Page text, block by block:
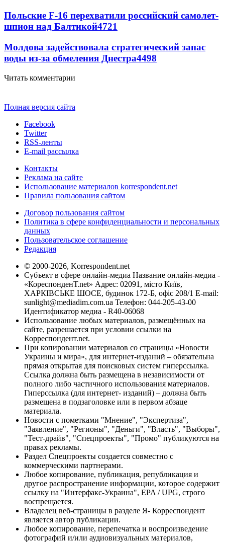
Польские F-16 перехватили российский самолет-
шпион над Балтикой4721
Молдова задействовала стратегический запас
воды из-за обмеления Днестра4498
Читать комментарии
Полная версия сайта
Facebook
Twitter
RSS-ленты
E-mail рассылка
Контакты
Реклама на сайте
Использование материалов korrespondent.net
Правила пользования сайтом
Договор пользования сайтом
Политика в сфере конфиденциальности и персональных
данных
Пользовательское соглашение
Редакция
© 2000-2026, Korrespondent.net
Субъект в сфере онлайн-медиа Название онлайн-медиа -
«КореспонденТ.net» Адрес: 02091, місто Київ,
ХАРКІВСЬКЕ ШОСЕ, будинок 172-Б, офіс 208/1 E-mail:
sunlight@mediadim.com.ua Телефон: 044-205-43-00
Идентификатор медиа - R40-06068
Использование любых материалов, размещённых на
сайте, разрешается при условии ссылки на
Корреспондент.net.
При копировании материалов со страницы «Новости
Украины и мира», для интернет-изданий – обязательна
прямая открытая для поисковых систем гиперссылка.
Ссылка должна быть размещена в независимости от
полного либо частичного использования материалов.
Гиперссылка (для интернет- изданий) – должна быть
размещена в подзаголовке или в первом абзаце
материала.
Новости с пометками "Мнение", "Экспертиза",
"Заявление", "Регионы", "Деньги", "Власть", "Выборы",
"Тест-драйв", "Спецпроекты", "Промо" публикуются на
правах рекламы.
Раздел Спецпроекты создается совместно с
коммерческими партнерами.
Любое копирование, публикация, републикация и
другое распространение информации, которое содержит
ссылку на "Интерфакс-Украина", EPA / UPG, строго
воспрещается.
Владелец веб-страницы в разделе Я- Корреспондент
является автор публикации.
Любое копирование, перепечатка и воспроизведение
фотографий и/или аудиовизуальных материалов,